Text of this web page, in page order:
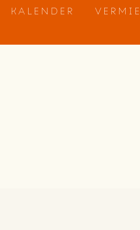
KALENDER